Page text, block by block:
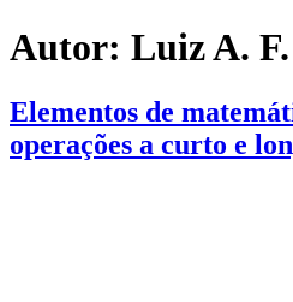
Autor: Luiz A.
Elementos de
operações a curto e